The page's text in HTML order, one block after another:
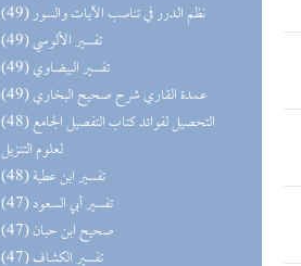
(49) نظم الدرر في تناسب الآيات والسور
(49) تفسير الألوسي
(49) تفسير البيضاوي
(49) عمدة القاري شرح صحيح البخاري
(48) التحصيل لفوائد كتاب التفصيل الجامع
لعلوم التنزيل
(48) تفسير ابن عطية
(47) تفسير أبي السعود
(47) صحيح ابن حبان
(47) تفسير الكشاف